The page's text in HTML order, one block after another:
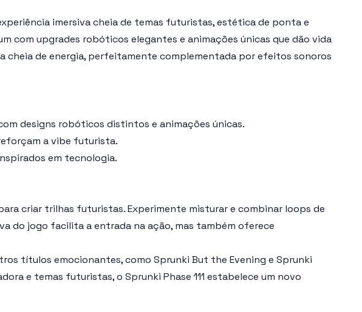
imersiva cheia de temas futuristas, estética de ponta e
com upgrades robóticos elegantes e animações únicas que dão vida
cheia de energia, perfeitamente complementada por efeitos sonoros
designs robóticos distintos e animações únicas.
a vibe futurista.
em tecnologia.
criar trilhas futuristas. Experimente misturar e combinar loops de
do jogo facilita a entrada na ação, mas também oferece
títulos emocionantes, como Sprunki But the Evening e Sprunki
e temas futuristas, o Sprunki Phase 111 estabelece um novo